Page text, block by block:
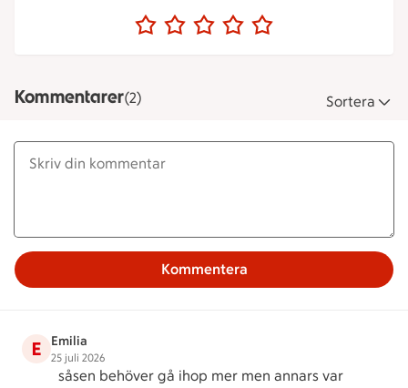
Kommentarer(2) Sortera
Kommentera
E Emilia
25 juli 2026
såsen behöver gå ihop mer men annars var